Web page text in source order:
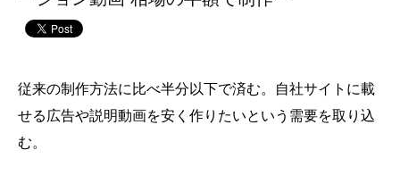
制作実績
料金
従来の制作方法に比べ半分以下で済む。自社サイトに載
せる広告や説明動画を安く作りたいという需要を取り込
む。